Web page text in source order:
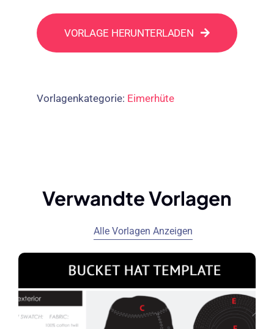
VORLAGE HERUNTERLADEN
Vorlagenkategorie: Eimerhüte
Verwandte Vorlagen
Alle Vorlagen Anzeigen